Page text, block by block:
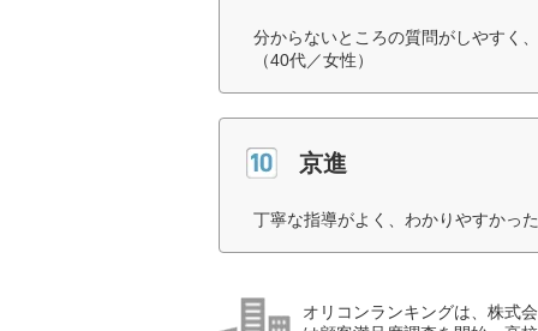
分からないところの質問がしやすく
（40代／女性）
京進
丁寧な指導がよく、わかりやすかっ
オリコンランキングは、株式